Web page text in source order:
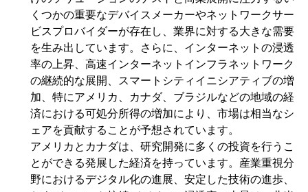
くつかの重要なデバイスメーカーやネットワークサー
ビスプロバイダーが存在し、業界に対する大きな需要
を生み出しています。さらに、インターネットの浸透
率の上昇、高速インターネットインフラネットワーク
の継続的な展開、スマートシティイニシアティブの増
加、特にアメリカ、カナダ、ブラジルなどの地域の経
済における可処分所得の増加により、市場は相当なシ
ェアを貢献することが予想されています。
アメリカとカナダは、研究開発に多くの投資を行うこ
とができる発展した経済を持っています。産業重視分
野におけるデジタル化の進展、安定した技術の進歩、